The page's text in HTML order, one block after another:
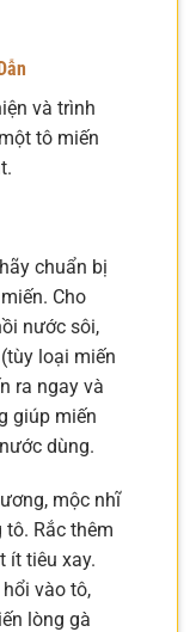
và trình
tô miến
chuẩn bị
Cho
nước sôi,
loại miến
ra ngay và
giúp miến
dùng.
mộc nhĩ
Rắc thêm
ít tiêu xay.
vào tô,
lòng gà